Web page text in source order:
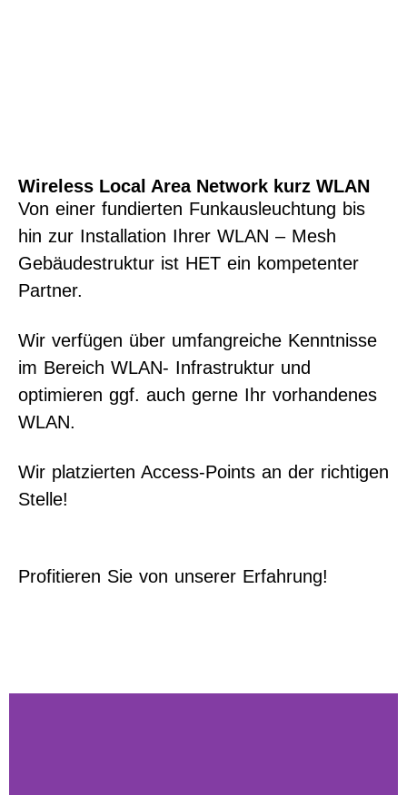
Wireless Local Area Network kurz WLAN
Von einer fundierten Funkausleuchtung bis
hin zur Installation Ihrer WLAN – Mesh
Gebäudestruktur ist HET ein kompetenter
Partner.
Wir verfügen über umfangreiche Kenntnisse
im Bereich WLAN- Infrastruktur und
optimieren ggf. auch gerne Ihr vorhandenes
WLAN.
Wir platzierten Access-Points an der richtigen
Stelle!
Profitieren Sie von unserer Erfahrung!